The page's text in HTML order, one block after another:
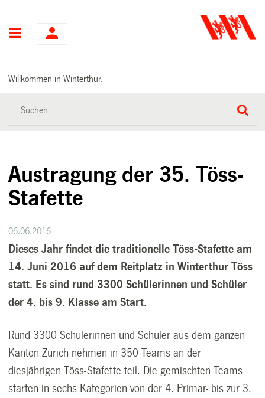
Hauptnavigation
Willkommen in Winterthur.
Austragung der 35. Töss-
Stafette
06.06.2016
Dieses Jahr findet die traditionelle Töss-Stafette am
14. Juni 2016 auf dem Reitplatz in Winterthur Töss
statt. Es sind rund 3300 Schülerinnen und Schüler
der 4. bis 9. Klasse am Start.
Rund 3300 Schülerinnen und Schüler aus dem ganzen
Kanton Zürich nehmen in 350 Teams an der
diesjährigen Töss-Stafette teil. Die gemischten Teams
starten in sechs Kategorien von der 4. Primar- bis zur 3.